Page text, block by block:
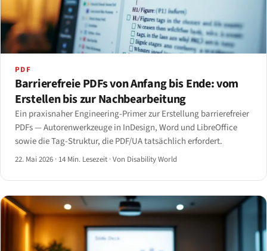
PDF
Barrierefreie PDFs von Anfang bis Ende: vom
Erstellen bis zur Nachbearbeitung
Ein praxisnaher Engineering-Primer zur Erstellung barrierefreier
PDFs — Autorenwerkzeuge in InDesign, Word und LibreOffice
sowie die Tag-Struktur, die PDF/UA tatsächlich erfordert.
22. Mai 2026 · 14 Min. Lesezeit ·Von Disability World